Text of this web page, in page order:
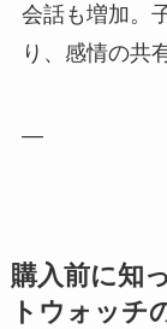
会話も増加。
り、感情の共
—
購入前に知
トウォッチ